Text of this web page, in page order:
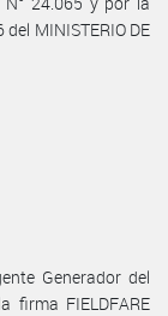
MINISTERIO DE
Generador del
firma FIELDFARE